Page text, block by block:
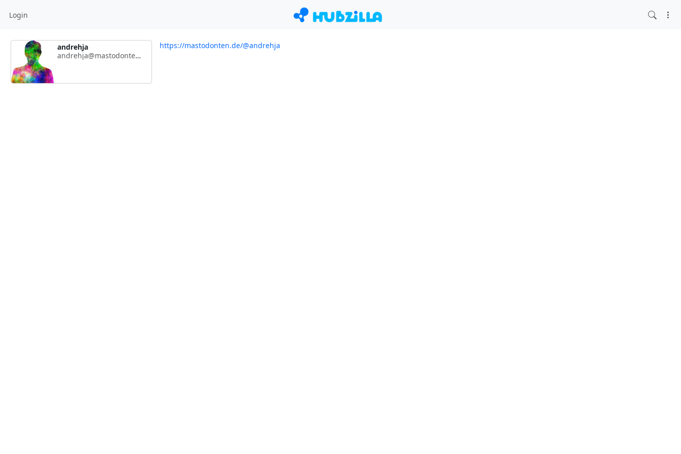
Login
andrehja
andrehja@mastodonten.de
https://mastodonten.de/@andrehja